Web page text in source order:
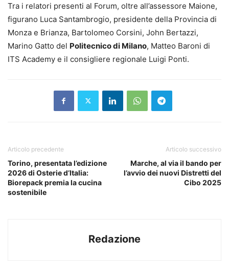
Tra i relatori presenti al Forum, oltre all’assessore Maione,
figurano Luca Santambrogio, presidente della Provincia di
Monza e Brianza, Bartolomeo Corsini, John Bertazzi,
Marino Gatto del Politecnico di Milano, Matteo Baroni di
ITS Academy e il consigliere regionale Luigi Ponti.
Articolo precedente
Torino, presentata l’edizione
2026 di Osterie d’Italia:
Biorepack premia la cucina
sostenibile
Articolo successivo
Marche, al via il bando per
l’avvio dei nuovi Distretti del
Cibo 2025
Redazione